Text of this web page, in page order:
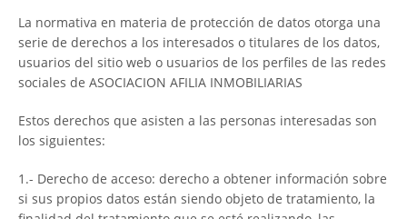
La normativa en materia de protección de datos otorga una
serie de derechos a los interesados o titulares de los datos,
usuarios del sitio web o usuarios de los perfiles de las redes
sociales de ASOCIACION AFILIA INMOBILIARIAS
Estos derechos que asisten a las personas interesadas son
los siguientes:
1.- Derecho de acceso: derecho a obtener información sobre
si sus propios datos están siendo objeto de tratamiento, la